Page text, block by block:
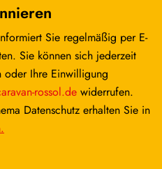
Sie regelmäßig per E-
Sie können sich jederzeit
oder Ihre Einwilligung
rossol.de widerrufen.
Datenschutz erhalten Sie in